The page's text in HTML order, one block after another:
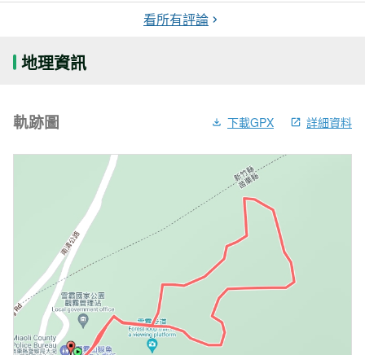
看所有評論
地理資訊
軌跡圖 下載GPX 詳細資料